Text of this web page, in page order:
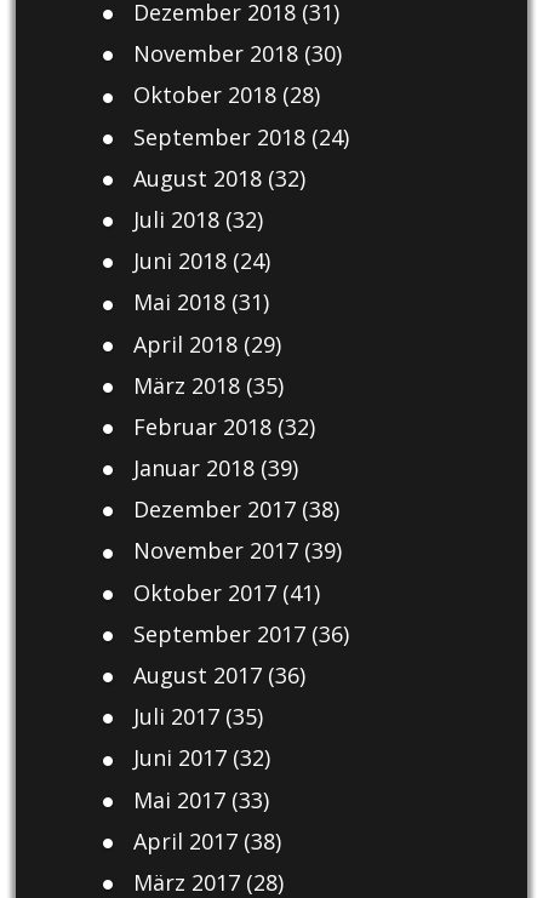
Dezember 2018(31)
November 2018(30)
Oktober 2018(28)
September 2018(24)
August 2018(32)
Juli 2018(32)
Juni 2018(24)
Mai 2018(31)
April 2018(29)
März 2018(35)
Februar 2018(32)
Januar 2018(39)
Dezember 2017(38)
November 2017(39)
Oktober 2017(41)
September 2017(36)
August 2017(36)
Juli 2017(35)
Juni 2017(32)
Mai 2017(33)
April 2017(38)
März 2017(28)